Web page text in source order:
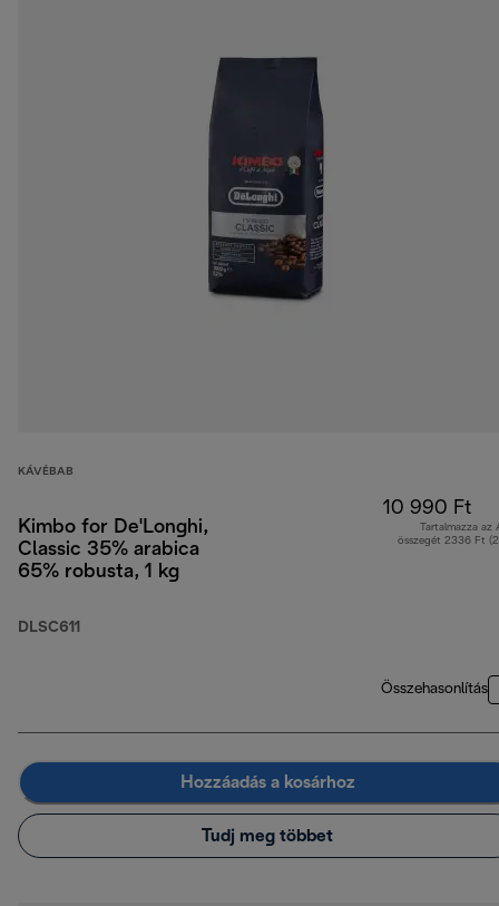
KÁVÉBAB
Kimbo for De'Longhi,
Classic 35% arabica
65% robusta, 1 kg
DLSC611
10 990 Ft
Tartalmazza az
összegét 2336 Ft
Összehasonlítás
Hozzáadás a kosárhoz
Tudj meg többet